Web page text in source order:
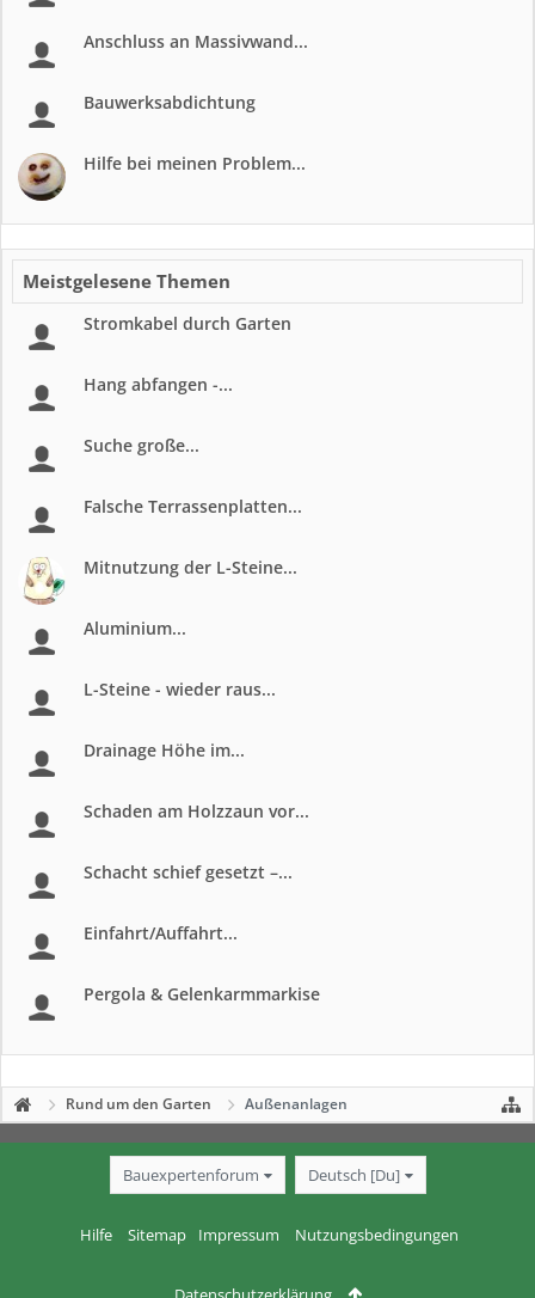
Anschluss an Massivwand...
Bauwerksabdichtung
Hilfe bei meinen Problem...
Meistgelesene Themen
Stromkabel durch Garten
Hang abfangen -...
Suche große...
Falsche Terrassenplatten...
Mitnutzung der L-Steine...
Aluminium...
L-Steine - wieder raus...
Drainage Höhe im...
Schaden am Holzzaun vor...
Schacht schief gesetzt –...
Einfahrt/Auffahrt...
Pergola & Gelenkarmmarkise
Rund um den Garten Außenanlagen
Bauexpertenforum Deutsch [Du]
Hilfe Sitemap Impressum Nutzungsbedingungen